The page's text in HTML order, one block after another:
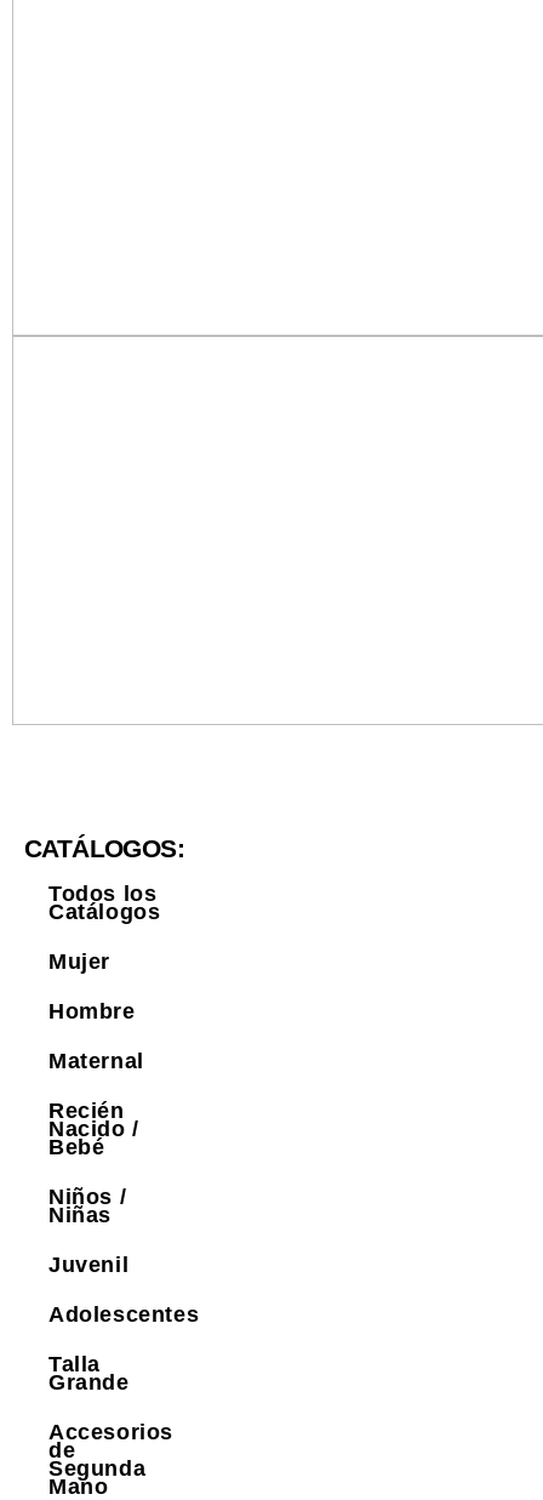
CATÁLOGOS:
Todos los
Catálogos
Mujer
Hombre
Maternal
Recién
Nacido /
Bebé
Niños /
Niñas
Juvenil
Adolescentes
Talla
Grande
Accesorios
de
Segunda
Mano